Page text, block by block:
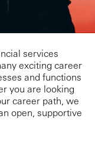
services
exciting career
and functions
you are looking
career path, we
open, supportive